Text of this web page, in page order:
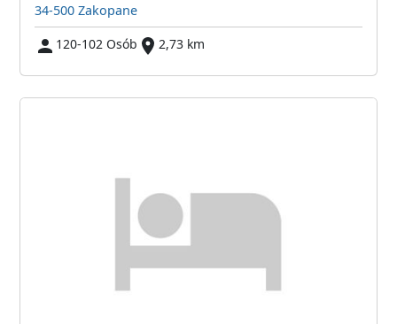
34-500 Zakopane
120-102 Osób
2,73 km